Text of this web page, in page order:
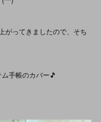
がってきましたので、そち
手帳のカバー🎵